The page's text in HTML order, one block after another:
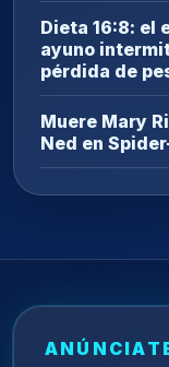
Dieta 16:8: el
ayuno
pérdida de
Muere Mary
Ned en